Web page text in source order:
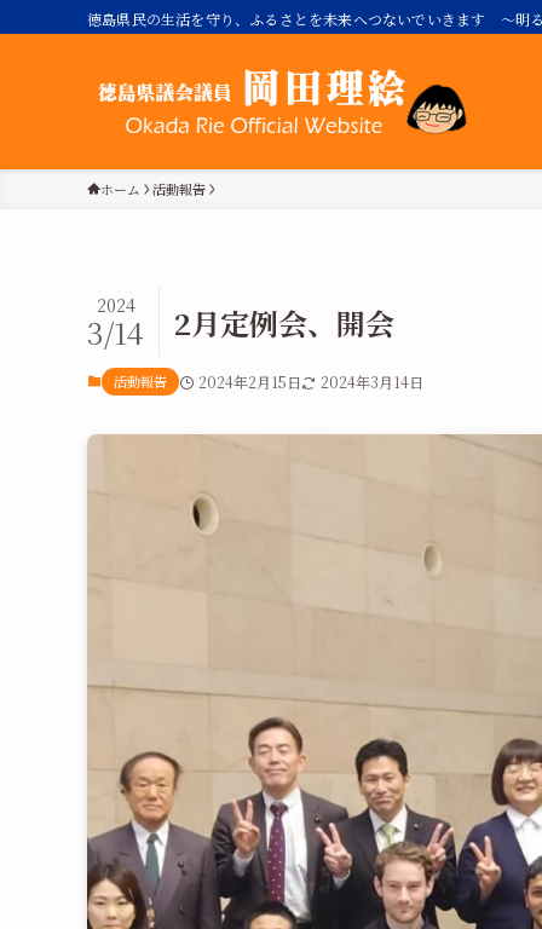
徳島県民の生活を守り、ふるさとを未来へつないでいきます ～
ホーム 活動報告
2月定例会、開会
2024
3/14
活動報告 2024年2月15日 2024年3月14日